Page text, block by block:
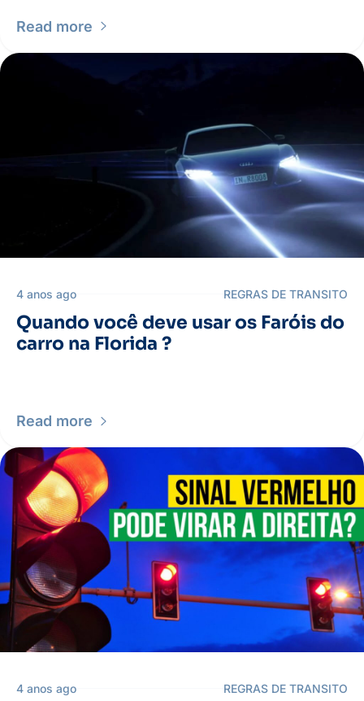
Read more
4 anos ago REGRAS DE TRANSITO
Quando você deve usar os Faróis do
carro na Florida ?
Read more
4 anos ago REGRAS DE TRANSITO